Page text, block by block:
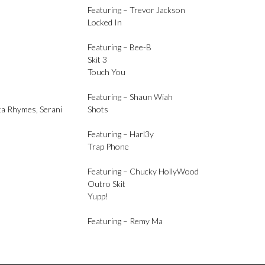
Featuring –Trevor Jackson
Locked In
Featuring – Bee-B
Skit 3
Touch You
Featuring –Shaun Wiah
Rhymes,Serani Shots
Featuring – Harl3y
Trap Phone
Featuring – Chucky HollyWood
Outro Skit
Yupp!
Featuring – Remy Ma